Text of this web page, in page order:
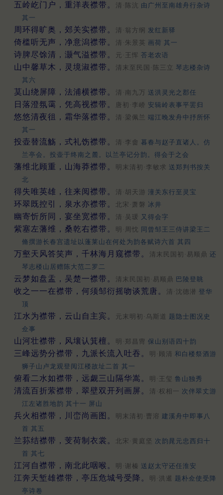
五岭屹门户，重洋表襟带。 清·陈沆 由广州至南雄舟行杂诗
其一
周环得旷奥，郊关实襟带。 清·翁方纲 发红新驿
倚槛听无声，净意潟襟带。 清·朱景英 画荷 其一
诗脾尽馀清，灏气溢襟带。 元·王恽 荅老农语
山中馨草木，灵境淑襟带。 清末至民国·陈三立 琴志楼杂诗
其六
茣山绕屏障，法浦横襟带。 清·南九万 送洪灵光之郡任
日落澄氛霭，凭高视襟带。 唐初·李峤 安辑岭表事平罢归
悠悠清夜徂，霜华落襟带。 清·梁佩兰 端江晚发舟中抒所怀
其一
投壶替流觞，式礼饬襟带。 清·李畬 暮春与赵子直诸人。仿
兰亭会。投壶于终南之麓。以兰亭记分韵。得会于之会
藩维北顾重，山海莽襟带。 明末清初·李敏求 送郑判书按关
北
得失唯英雄，往来阅襟带。 清·胡天游 潼关东行至灵宝
环翠既控引，泉水亦襟带。 北宋·萧磐 冰井
幽寄忻所同，宴坐宽襟带。 清·吴瑗 又得会字
紫塞左藩维，桑乾右襟带。 明·周忱 同曾邹王三侍讲梁王二
脩撰游长春宫遗址以蓬莱山在何处为韵各赋诗六首 其四
万壑天风答笑声，千林海月窥襟带。 清末民国初·易顺鼎 还
琴志楼山居赠陈大范二罗二
云梦如盘盂，吴楚一襟带。 清末民国初·易顺鼎 巴陵登眺
收之一一在襟带，何须邹衍摇吻谈荒唐。 清·沈德潜 登华
顶
江水为襟带，云山自主宾。 元末明初·乌斯道 题隐士图况史
佥事
山河壮襟带，风壤认箕檀。 明·郑昌冑 保山别语四十韵
三峰远势分襟带，九派长流入吐吞。 明·顾清 和白楼祭酒游
狮子山卢龙观登阅江楼故址二首 其一
俯看二水如襟带，远觑三山隔华嵩。 明·王玺 鲁山独秀
清流百折萦襟带，翠壁双开列画屏。 清·权相一 次伴翠丈游
江左诸胜地韵 其十一 屏山
兵火相襟带，川峦尚画图。 明末清初·曹溶 建溪舟中即事八
首 其五
兰荪结襟带，芰荷制衣裳。 北宋·黄庭坚 次韵晁元忠西归十
首 其七
江河自襟带，南北此咽喉。 明·谢榛 送赵太守还任淮安
江奔天堑雄襟带，亭压危城号受降。 明·洪暹 题朴佥使受降
亭诗卷